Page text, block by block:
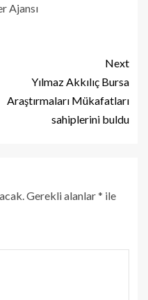
Ajansı
Next
Yılmaz Akkılıç Bursa
Araştırmaları Mükafatları
sahiplerini buldu
Gerekli alanlar* ile